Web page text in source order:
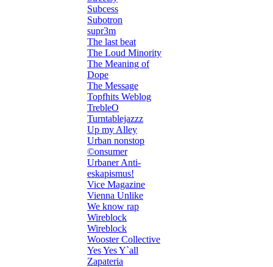
Subcess
Subotron
supr3m
The last beat
The Loud Minority
The Meaning of
Dope
The Message
Topfhits Weblog
TrebleO
Turntablejazzz
Up my Alley
Urban nonstop
©onsumer
Urbaner Anti-
eskapismus!
Vice Magazine
Vienna Unlike
We know rap
Wireblock
Wireblock
Wooster Collective
Yes Yes Y`all
Zapateria